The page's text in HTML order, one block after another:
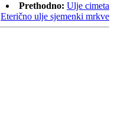
Prethodno: Ulje cimeta
Eterično ulje sjemenki mrkve